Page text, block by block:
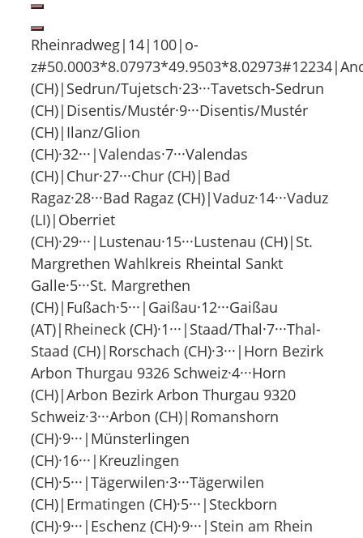
Rheinradweg|14|100|o-
(CH)|Sedrun/Tujetsch·23···Tavetsch-Sedrun
(CH)|Disentis/Mustér·9···Disentis/Mustér
(CH)|Ilanz/Glion
(CH)·32···|Valendas·7···Valendas
(CH)|Chur·27···Chur (CH)|Bad
Ragaz·28···Bad Ragaz (CH)|Vaduz·14···Vaduz
(LI)|Oberriet
(CH)·29···|Lustenau·15···Lustenau (CH)|St.
Margrethen Wahlkreis Rheintal Sankt
Galle·5···St. Margrethen
(CH)|Fußach·5···|Gaißau·12···Gaißau
(AT)|Rheineck (CH)·1···|Staad/Thal·7···Thal-
Staad (CH)|Rorschach (CH)·3···|Horn Bezirk
Arbon Thurgau 9326 Schweiz·4···Horn
(CH)|Arbon Bezirk Arbon Thurgau 9320
Schweiz·3···Arbon (CH)|Romanshorn
(CH)·9···|Münsterlingen
(CH)·16···|Kreuzlingen
(CH)·5···|Tägerwilen·3···Tägerwilen
(CH)|Ermatingen (CH)·5···|Steckborn
(CH)·9···|Eschenz (CH)·9···|Stein am Rhein